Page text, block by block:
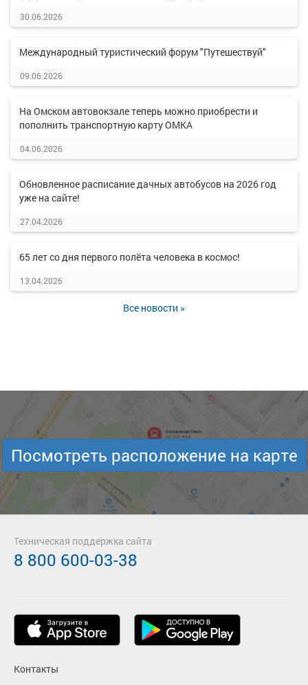
30.06.2026
Международный туристический форум "Путешествуй"
09.06.2026
На Омском автовокзале теперь можно приобрести и
пополнить транспортную карту ОМКА
04.06.2026
Обновленное расписание дачных автобусов на 2026 год
уже на сайте!
27.04.2026
65 лет со дня первого полёта человека в космос!
13.04.2026
Все новости »
Посмотреть расположение на карте
Контакты
Техническая поддержка сайта
8 800 600-03-38